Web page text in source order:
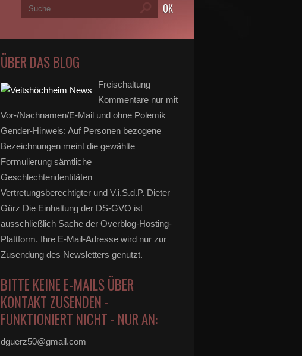
ÜBER DAS BLOG
Freischaltung
Kommentare nur mit
Vor-/Nachnamen/E-Mail und ohne Polemik
Gender-Hinweis: Auf Personen bezogene
Bezeichnungen meint die gewählte
Formulierung sämtliche
Geschlechteridentitäten
Vertretungsberechtigter und V.i.S.d.P. Dieter
Gürz Die Einhaltung der DS-GVO ist
ausschließlich Sache der Overblog-Hosting-
Plattform. Ihre E-Mail-Adresse wird nur zur
Zusendung des Newsletters genutzt.
BITTE KEINE E-MAILS ÜBER
KONTAKT ZUSENDEN -
FUNKTIONIERT NICHT - NUR AN:
dguerz50@gmail.com